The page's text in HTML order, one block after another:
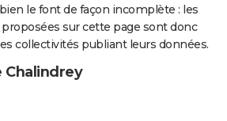
le font de façon incomplète : les
sur cette page sont donc
collectivités publiant leurs données.
Chalindrey